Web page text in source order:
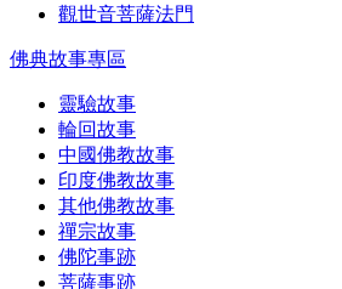
觀世音菩薩法門
佛典故事專區
靈驗故事
輪回故事
中國佛教故事
印度佛教故事
其他佛教故事
禪宗故事
佛陀事跡
菩薩事跡